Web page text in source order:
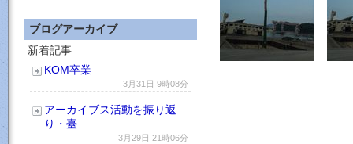
ブログアーカイブ
新着記事
KOM卒業
3月31日 9時08分
アーカイブス活動を振り返
り・臺
3月29日 21時06分